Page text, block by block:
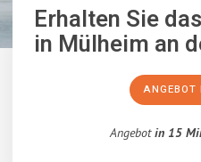
Erhalten Sie das
in Mülheim an
ANGEBOT
Angebotin 15